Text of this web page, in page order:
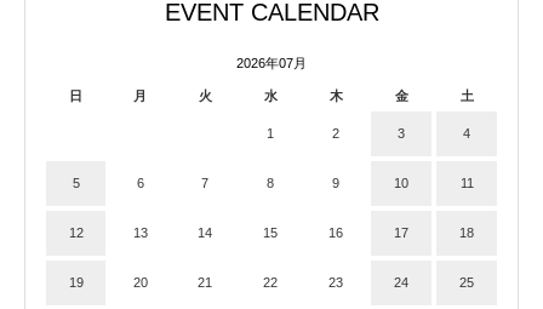
EVENT CALENDAR
2026年07月
日 月 火 水 木 金 土
1 2 3 4
5 6 7 8 9 10 11
12 13 14 15 16 17 18
19 20 21 22 23 24 25